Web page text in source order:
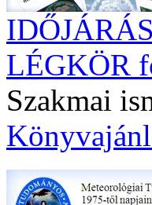
LÉGKÖR
Szakmai